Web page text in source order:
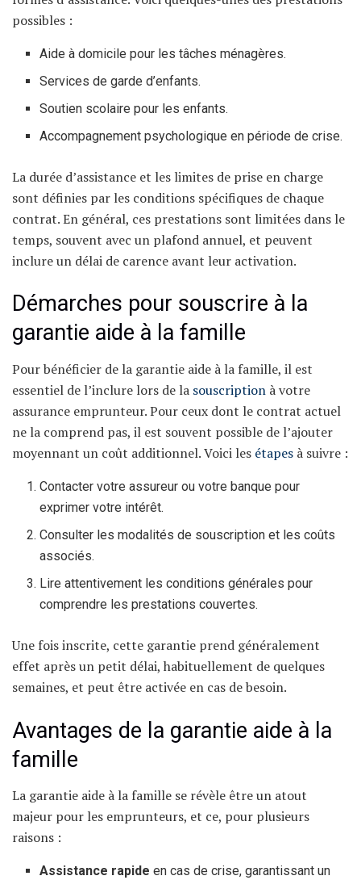
possibles :
Aide à domicile pour les tâches ménagères.
Services de garde d’enfants.
Soutien scolaire pour les enfants.
Accompagnement psychologique en période de crise.
La durée d’assistance et les limites de prise en charge
sont définies par les conditions spécifiques de chaque
contrat. En général, ces prestations sont limitées dans le
temps, souvent avec un plafond annuel, et peuvent
inclure un délai de carence avant leur activation.
Démarches pour souscrire à la
garantie aide à la famille
Pour bénéficier de la garantie aide à la famille, il est
essentiel de l’inclure lors de la souscription à votre
assurance emprunteur. Pour ceux dont le contrat actuel
ne la comprend pas, il est souvent possible de l’ajouter
moyennant un coût additionnel. Voici les étapes à suivre :
Contacter votre assureur ou votre banque pour
exprimer votre intérêt.
Consulter les modalités de souscription et les coûts
associés.
Lire attentivement les conditions générales pour
comprendre les prestations couvertes.
Une fois inscrite, cette garantie prend généralement
effet après un petit délai, habituellement de quelques
semaines, et peut être activée en cas de besoin.
Avantages de la garantie aide à la
famille
La garantie aide à la famille se révèle être un atout
majeur pour les emprunteurs, et ce, pour plusieurs
raisons :
Assistance rapide en cas de crise, garantissant un